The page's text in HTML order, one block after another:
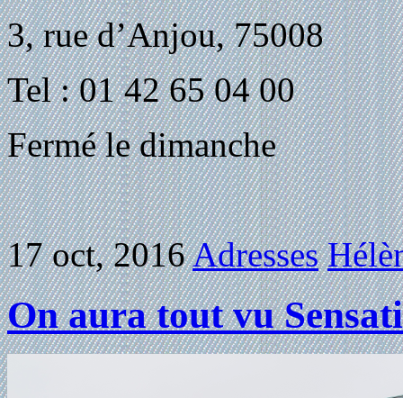
3, rue d’Anjou, 75008
Tel : 01 42 65 04 00
Fermé le dimanche
17 oct, 2016Adresses
On aura tout vu